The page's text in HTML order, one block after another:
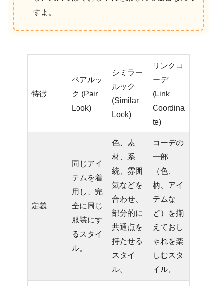
すよ。
特徴
ペアルッ
ク (Pair
Look)
シミラー
ルック
(Similar
Look)
リンクコ
ーデ
(Link
Coordina
te)
定義
同じアイ
テムを着
用し、完
全に同じ
服装にす
るスタイ
ル。
色、素
材、系
統、雰囲
気などを
合わせ、
部分的に
共通点を
持たせる
スタイ
ル。
コーデの
一部
（色、
柄、アイ
テムな
ど）を揃
えておし
ゃれを楽
しむスタ
イル。